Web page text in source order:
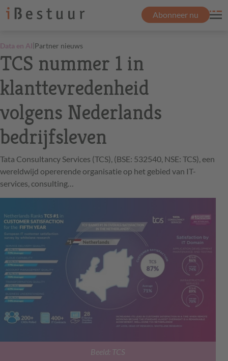
Abonneer nu
Data en AI|Partner nieuws
TCS nummer 1 in
klanttevredenheid
volgens Nederlands
bedrijfsleven
Tata Consultancy Services (TCS), (BSE: 532540, NSE: TCS), een
wereldwijd opererende organisatie op het gebied van IT-
services, consulting…
Beeld: TCS